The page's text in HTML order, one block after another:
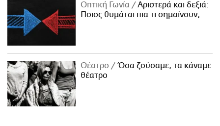
Οπτική Γωνία
Αριστερά και δεξιά:
Ποιος θυμάται πια τι σημαίνουν;
Θέατρο
Όσα ζούσαμε, τα κάναμε
θέατρο